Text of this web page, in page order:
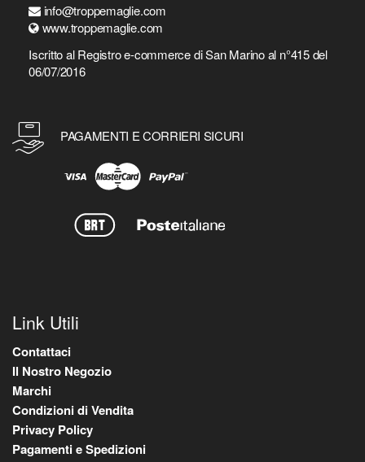
info@troppemaglie.com
www.troppemaglie.com
Iscritto al Registro e-commerce di San Marino al n°415 del
06/07/2016
PAGAMENTI E CORRIERI SICURI
Link Utili
Contattaci
Il Nostro Negozio
Marchi
Condizioni di Vendita
Privacy Policy
Pagamenti e Spedizioni